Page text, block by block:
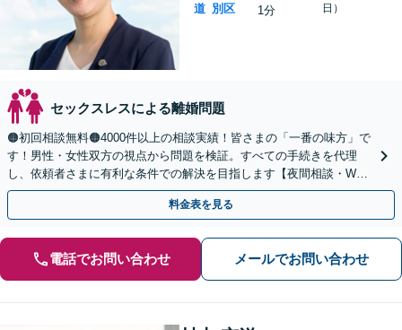
道 別区
1分
日）
セックスレスによる離婚問題
🟠初回相談無料🟠4000件以上の相談実績！皆さまの「一番の味方」で
す！男性・女性双方の視点から問題を検証。すべての手続きを代理
し、依頼者さまに有利な条件での解決を目指します【夜間相談・WEB
面談可】【完全個室・秘密厳守】
料金表を見る
電話でお問い合わせ メールでお問い合わせ